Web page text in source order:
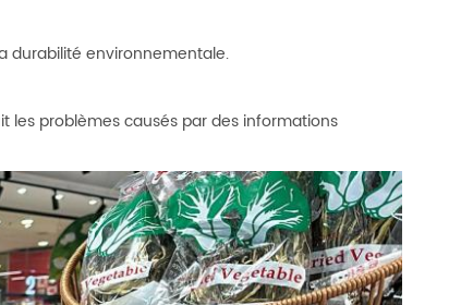
durabilité environnementale.
les problèmes causés par des informations